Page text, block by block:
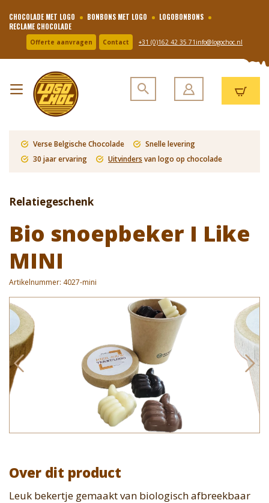
CHOCOLADE MET LOGO BONBONS MET LOGO
LOGOBONBONS
RECLAME CHOCOLADE
Offerte aanvragen Contact +31 (0)162 42 35 71 info@logochoc.nl
Verse Belgische Chocolade
Snelle levering
30 jaar ervaring
Uitvinders van logo op chocolade
Relatiegeschenk
Bio snoepbeker I Like
MINI
Artikelnummer: 4027-mini
Over dit product
Leuk bekertje gemaakt van biologisch afbreekbaar